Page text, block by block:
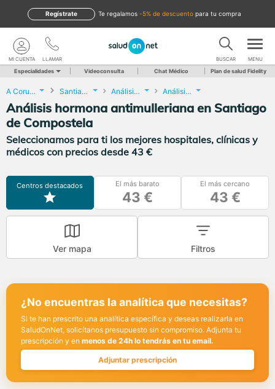
te regalamos -5% de descuento para tu compra
Regístrate
LLAMAR
MI CUENTA BUSCAR MENU
Especialidades Videoconsulta Chat Médico Plan de salud Fidelity
A Coruña Santiago de Compostela Análisis Clínicos Análisis hormona antimulleriana
Análisis hormona antimulleriana en Santiago
de Compostela
Seleccionamos para ti los mejores hospitales, clínicas y
médicos con precios desde 43 €
Centros destacados El más barato
43 €
El más cercano
43 €
Ver mapa Filtros
¿No encuentras la analítica que necesitas?
Si te han prescrito una analítica específica y deseas realizarla en
SaludOnNet, solicítanos presupuesto sin compromiso. Adjunta tu
prescripción y en menos de 24h lo tendrás en tu email.
Adjuntar prescripción